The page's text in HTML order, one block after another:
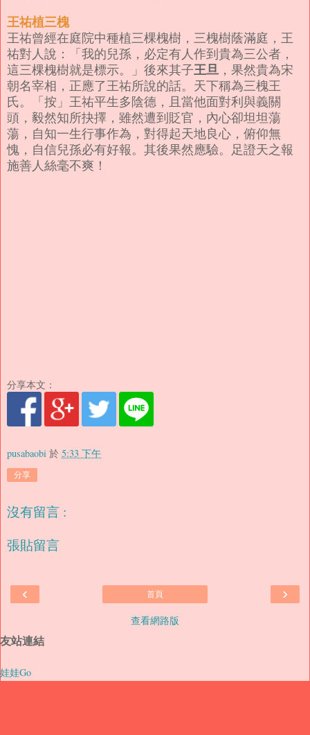
王祐植三槐
王祐曾經在庭院中種植三棵槐樹，三槐樹蔭滿庭，王
祐對人說：「我的兒孫，必定有人作到貴為三公者，
這三棵槐樹就是標示。」後來其子王旦 ，果然貴為宋
朝名宰相，正應了王祐所說的話。天下稱為三槐王
氏。
「按」王祐平生多陰德，且當他面對利與義關
頭，毅然知所抉擇，雖然遭到貶官，內心卻坦坦蕩
蕩，自知一生行事作為，對得起天地良心，俯仰無
愧，自信兒孫必有好報。其後果然應驗。足證天之報
施善人絲毫不爽！
分享本文：
pusabaobi 於 5:33 下午
分享
沒有留言 :
張貼留言
‹ ›
首頁
查看網路版
友站連結
娃娃Go